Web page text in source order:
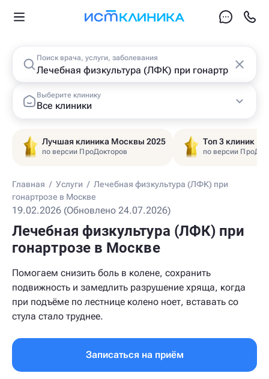
Поиск врача, услуги, заболевания
Выберите клинику
Все клиники
Лучшая клиника Москвы 2025
по версии ПроДокторов
Топ 3 клиник
по версии
Главная / Услуги / Лечебная физкультура (ЛФК) при
гонартрозе в Москве
19.02.2026 (Обновлено 24.07.2026)
Лечебная физкультура (ЛФК) при
гонартрозе в Москве
Помогаем снизить боль в колене, сохранить
подвижность и замедлить разрушение хряща, когда
при подъёме по лестнице колено ноет, вставать со
стула стало труднее.
Записаться на приём